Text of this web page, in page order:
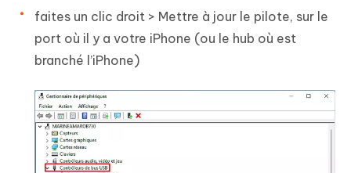
faites un clic droit > Mettre à jour le pilote, sur le
port où il y a votre iPhone (ou le hub où est
branché l’iPhone)